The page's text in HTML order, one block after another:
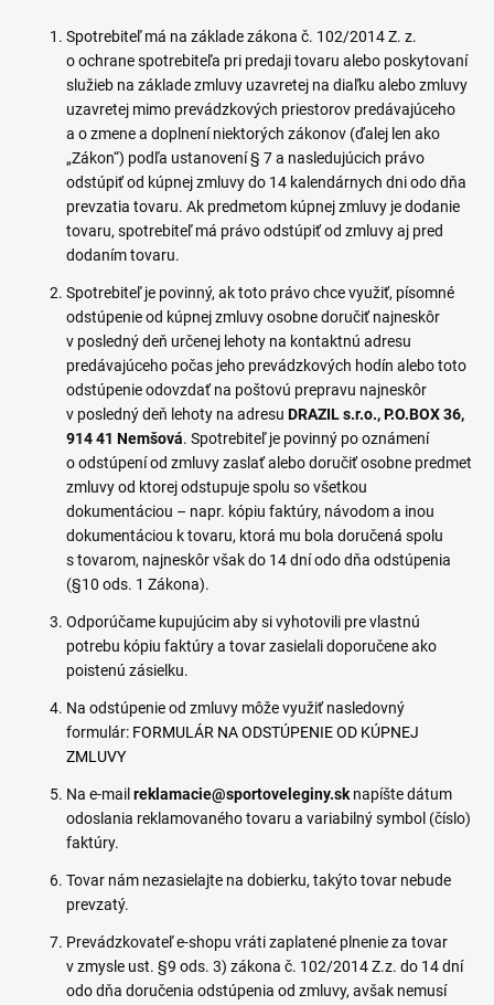
Spotrebiteľ má na základe zákona č. 102/2014 Z. z.
o ochrane spotrebiteľa pri predaji tovaru alebo poskytovaní
služieb na základe zmluvy uzavretej na diaľku alebo zmluvy
uzavretej mimo prevádzkových priestorov predávajúceho
a o zmene a doplnení niektorých zákonov (ďalej len ako
„Zákon“) podľa ustanovení § 7 a nasledujúcich právo
odstúpiť od kúpnej zmluvy do 14 kalendárnych dni odo dňa
prevzatia tovaru. Ak predmetom kúpnej zmluvy je dodanie
tovaru, spotrebiteľ má právo odstúpiť od zmluvy aj pred
dodaním tovaru.
Spotrebiteľ je povinný, ak toto právo chce využiť, písomné
odstúpenie od kúpnej zmluvy osobne doručiť najneskôr
v posledný deň určenej lehoty na kontaktnú adresu
predávajúceho počas jeho prevádzkových hodín alebo toto
odstúpenie odovzdať na poštovú prepravu najneskôr
v posledný deň lehoty na adresu DRAZIL s.r.o., P.O.BOX 36,
914 41 Nemšová. Spotrebiteľ je povinný po oznámení
o odstúpení od zmluvy zaslať alebo doručiť osobne predmet
zmluvy od ktorej odstupuje spolu so všetkou
dokumentáciou – napr. kópiu faktúry, návodom a inou
dokumentáciou k tovaru, ktorá mu bola doručená spolu
s tovarom, najneskôr však do 14 dní odo dňa odstúpenia
(§10 ods. 1 Zákona).
Odporúčame kupujúcim aby si vyhotovili pre vlastnú
potrebu kópiu faktúry a tovar zasielali doporučene ako
poistenú zásielku.
Na odstúpenie od zmluvy môže využiť nasledovný
formulár: FORMULÁR NA ODSTÚPENIE OD KÚPNEJ
ZMLUVY
Na e-mail reklamacie@sportoveleginy.sk napíšte dátum
odoslania reklamovaného tovaru a variabilný symbol (číslo)
faktúry.
Tovar nám nezasielajte na dobierku, takýto tovar nebude
prevzatý.
Prevádzkovateľ e-shopu vráti zaplatené plnenie za tovar
v zmysle ust. §9 ods. 3) zákona č. 102/2014 Z.z. do 14 dní
odo dňa doručenia odstúpenia od zmluvy, avšak nemusí